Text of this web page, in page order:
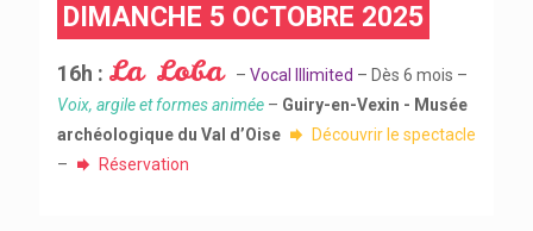
DIMANCHE 5 OCTOBRE 2025
16h : La Loba – Vocal IIlimited – Dès 6 mois –
Voix, argile et formes animée – Guiry-en-Vexin - Musée
archéologique du Val d’Oise
Découvrir le spectacle
–
Réservation